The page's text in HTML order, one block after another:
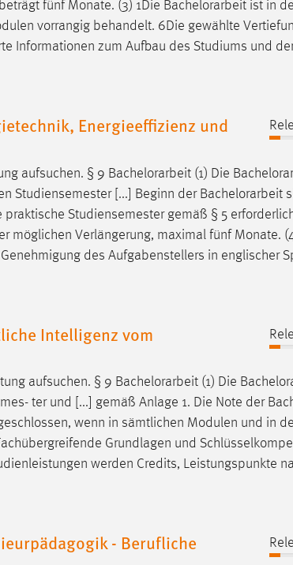
beträgt fünf Monate. (3) 1Die Bachelorarbeit ist in
vorrangig behandelt. 6Die gewählte
Informationen zum Aufbau des Studiums und
Energieeffizienz und
aufsuchen. § 9 Bachelorarbeit (1) Die
Studiensemester [...] Beginn der Bachelorarbeit
Studiensemester gemäß § 5
möglichen Verlängerung, maximal fünf Monate.
des Aufgabenstellers in englischer
Intelligenz vom
aufsuchen. § 9 Bachelorarbeit (1) Die
ter und [...] gemäß Anlage 1. Die Note der
wenn in sämtlichen Modulen und in
Grundlagen und
werden Credits, Leistungspunkte
- Berufliche